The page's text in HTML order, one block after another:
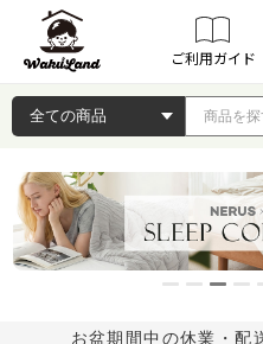
ご利用ガイド
お盆期間中の休業・配